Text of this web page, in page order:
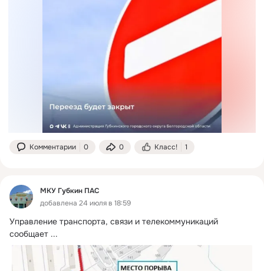
Комментарии 0 0 Класс! 1
МКУ Губкин ПАС
добавлена 24 июля в 18:59
Управление транспорта, связи и телекоммуникаций
сообщает ...